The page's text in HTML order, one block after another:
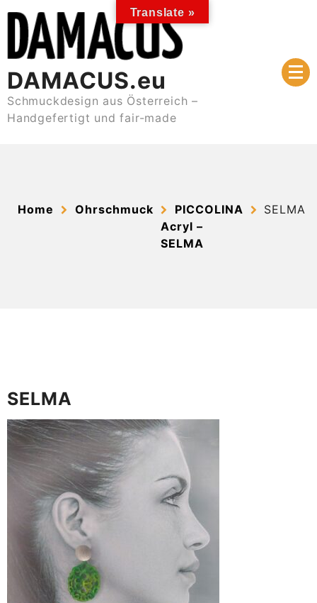
content
DAMACUS.eu
Schmuckdesign aus Österreich –
Handgefertigt und fair-made
Home Ohrschmuck
PICCOLINA
Acryl –
SELMA
SELMA
SELMA
Translate »